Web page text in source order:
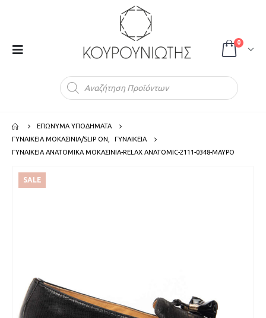
0
ΕΠΩΝΥΜΑ ΥΠΟΔΗΜΑΤΑ
ΓΥΝΑΙΚΕΙΑ ΜΟΚΑΣΙΝΙΑ/SLIP ON
ΓΥΝΑΙΚΕΙΑ
ΓΥΝΑΙΚΕΙΑ ΑΝΑΤΟΜΙΚΑ ΜΟΚΑΣΙΝΙΑ-RELAX ANATOMIC-2111-0348-ΜΑΥΡΟ
SALE